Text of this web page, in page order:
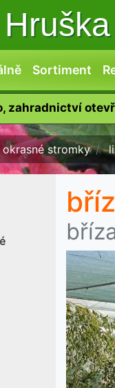
Sortiment
zahradnictví
okrasné stromky